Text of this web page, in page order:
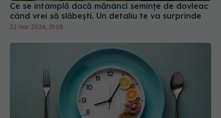
Ce se întâmplă dacă mănânci semințe de dovleac
când vrei să slăbești. Un detaliu te va surprinde
22 mar 2026, 19:08